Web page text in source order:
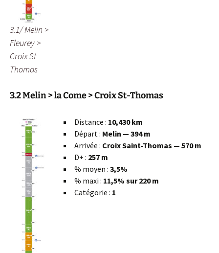
3.1/ Melin >
Fleurey >
Croix St-
Thomas
3.2 Melin > la Come > Croix St-Thomas
Distance : 10,430 km
Départ : Melin — 394 m
Arrivée : Croix Saint-Thomas — 570 m
D+ : 257 m
% moyen : 3,5%
% maxi : 11,5% sur 220 m
Catégorie : 1